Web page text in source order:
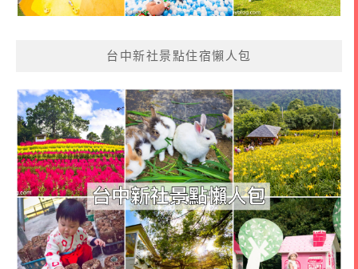
台中新社景點住宿懶人包